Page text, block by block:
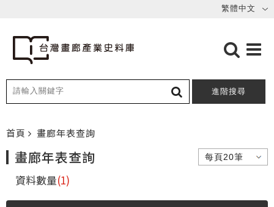
進階搜尋
首頁 畫廊年表查詢
畫廊年表查詢
資料數量(1)